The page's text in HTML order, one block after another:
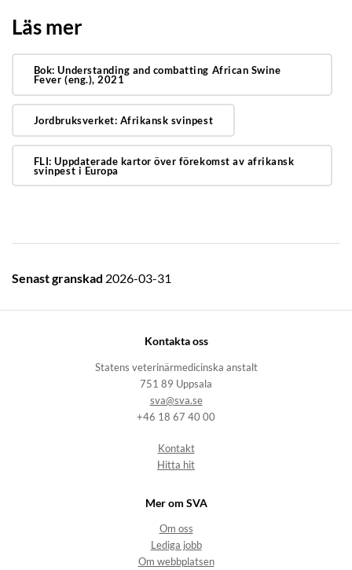
Läs mer
Bok: Understanding and combatting African Swine
Fever (eng.), 2021
Jordbruksverket: Afrikansk svinpest
FLI: Uppdaterade kartor över förekomst av afrikansk
svinpest i Europa
Senast granskad 2026-03-31
Kontakta oss
Statens veterinärmedicinska anstalt
751 89 Uppsala
sva@sva.se
+46 18 67 40 00
Kontakt
Hitta hit
Mer om SVA
Om oss
Lediga jobb
Om webbplatsen